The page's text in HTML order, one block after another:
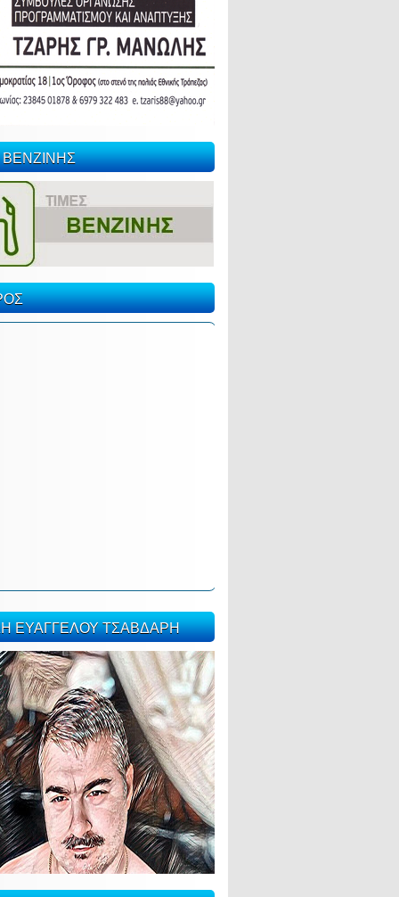
ΒΕΝΖΙΝΗΣ
ΕΥΑΓΓΕΛΟΥ ΤΣΑΒΔΑΡΗ